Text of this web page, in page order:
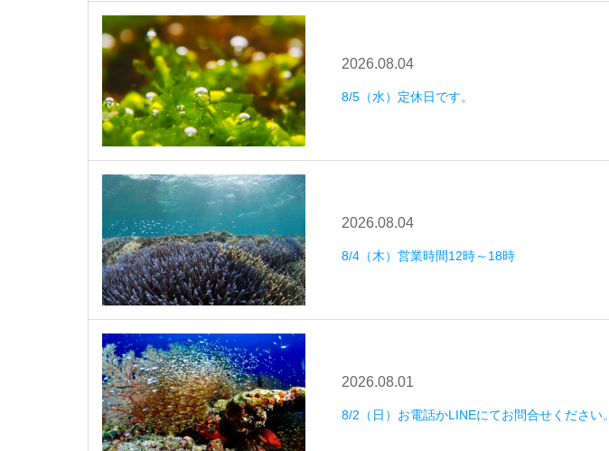
2026.08.04
8/5（水）定休日です。
2026.08.04
8/4（木）営業時間12時～18時
2026.08.01
8/2（日）お電話かLINEにてお問合せください。